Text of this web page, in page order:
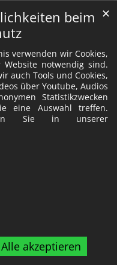
beim
verwenden wir Cookies,
notwendig sind.
auch Tools und Cookies,
über Youtube, Audios
Statistikzwecken
eine Auswahl treffen.
Sie in unserer
Alle akzeptieren
✕